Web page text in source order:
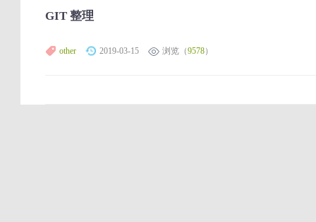
GIT 整理
other 2019-03-15 浏览（9578）